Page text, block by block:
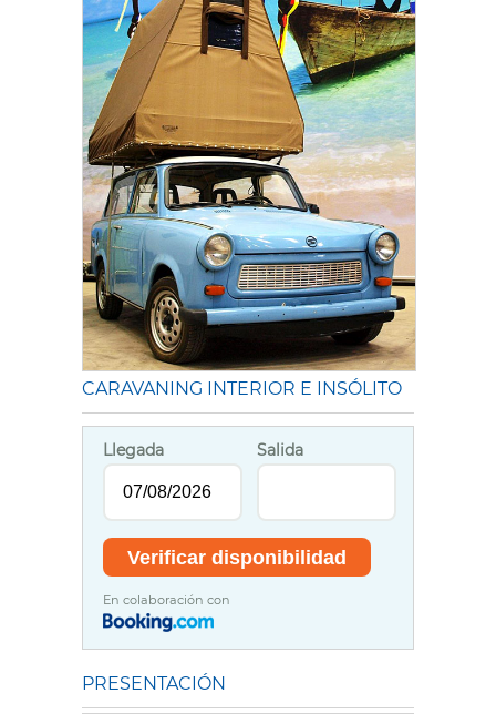
CARAVANING INTERIOR E INSÓLITO
Llegada Salida
En colaboración con
PRESENTACIÓN